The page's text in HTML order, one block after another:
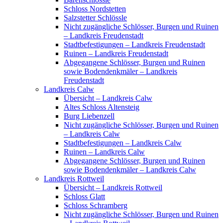
Schloss Nordstetten
Salzstetter Schlössle
Nicht zugängliche Schlösser, Burgen und Ruinen
– Landkreis Freudenstadt
Stadtbefestigungen – Landkreis Freudenstadt
Ruinen – Landkreis Freudenstadt
Abgegangene Schlösser, Burgen und Ruinen
sowie Bodendenkmäler – Landkreis
Freudenstadt
Landkreis Calw
Übersicht – Landkreis Calw
Altes Schloss Altensteig
Burg Liebenzell
Nicht zugängliche Schlösser, Burgen und Ruinen
– Landkreis Calw
Stadtbefestigungen – Landkreis Calw
Ruinen – Landkreis Calw
Abgegangene Schlösser, Burgen und Ruinen
sowie Bodendenkmäler – Landkreis Calw
Landkreis Rottweil
Übersicht – Landkreis Rottweil
Schloss Glatt
Schloss Schramberg
Nicht zugängliche Schlösser, Burgen und Ruinen